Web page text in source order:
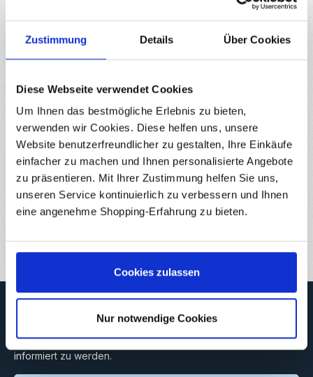
Zustimmung Details Über Cookies
Diese Webseite verwendet Cookies
Um Ihnen das bestmögliche Erlebnis zu bieten,
verwenden wir Cookies. Diese helfen uns, unsere
Website benutzerfreundlicher zu gestalten, Ihre Einkäufe
einfacher zu machen und Ihnen personalisierte Angebote
zu präsentieren. Mit Ihrer Zustimmung helfen Sie uns,
unseren Service kontinuierlich zu verbessern und Ihnen
eine angenehme Shopping-Erfahrung zu bieten.
Cookies zulassen
Nur notwendige Cookies
hochwertigem Edelstahl A2 und eignen sich ideal für
technische Anwendung… Mehr
Hersteller
Downloads
Newsletter
Abonnieren Sie jetzt unseren regelmäßig erscheinenden
Newsletter, um rechtzeitig über neue Produkte und Angebote
informiert zu werden.